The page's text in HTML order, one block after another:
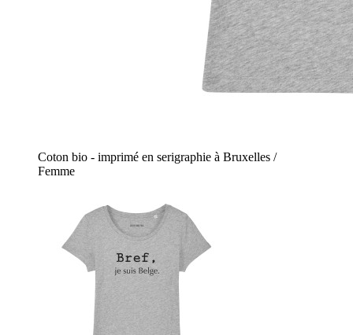
Coton bio - imprimé en serigraphie à Bruxelles /
Femme